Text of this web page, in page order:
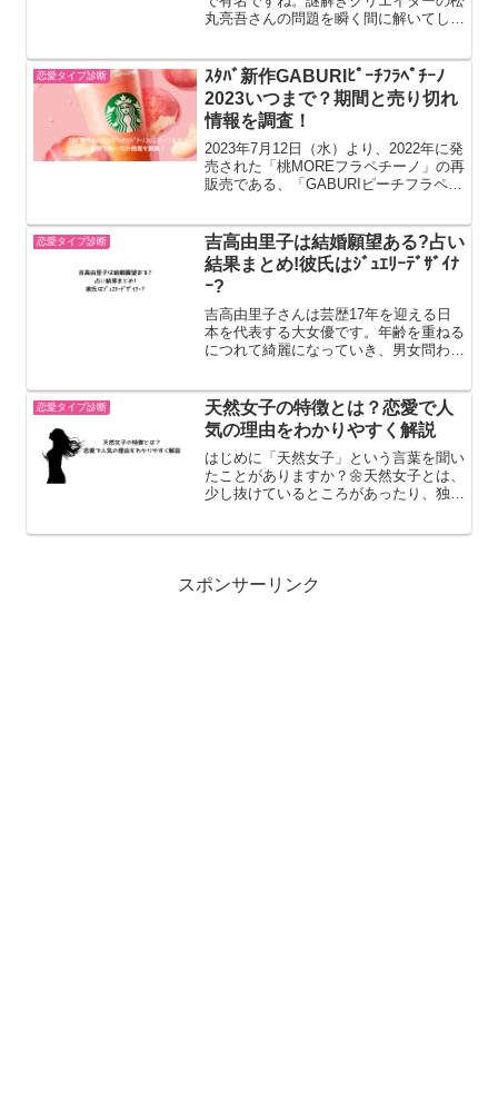
丸亮吾さんの問題を瞬く間に解いてしま
のYouTubeでも謎解き動画を多数アップ
されています。佐藤健...
恋愛タイプ診断
ｽﾀﾊﾞ新作GABURIﾋﾟｰﾁﾌﾗﾍﾟﾁｰﾉ
2023いつまで？期間と売り切れ
情報を調査！
2023年7月12日（水）より、2022年に発
売された「桃MOREフラペチーノ」の再
販売である、「GABURIピーチフラペチ
た果実感溢れるドリンクベースと氷のブ
レン...
恋愛タイプ診断
吉高由里子は結婚願望ある?占い
結果まとめ!彼氏はｼﾞｭｴﾘｰﾃﾞｻﾞｲﾅ
ｰ?
吉高由里子さんは芸歴17年を迎える日
本を代表する大女優です。年齢を重ねる
につれて綺麗になっていき、男女問わず
る方々もそうそうたるメンバーです。
そんな魅力的な吉高由里子...
恋愛タイプ診断
天然女子の特徴とは？恋愛で人
気の理由をわかりやすく解説
はじめに「天然女子」という言葉を聞い
たことがありますか？🌼天然女子とは、
少し抜けているところがあったり、独特
スポンサーリンク